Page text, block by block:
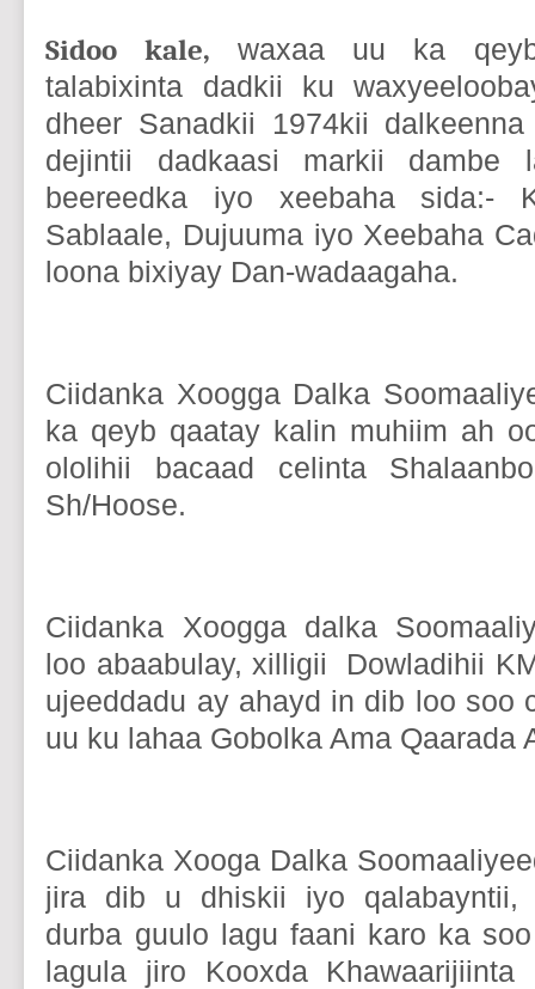
Sidoo kale, waxaa uu ka
talabixinta dadkii ku
dheer Sanadkii 1974kii
dejintii dadkaasi markii dambe
beereedka iyo xeebaha sida:-
Sablaale, Dujuuma iyo Xeebaha
loona bixiyay Dan-wadaagaha.
Ciidanka Xoogga Dalka
ka qeyb qaatay kalin muhiim ah
ololihii bacaad celinta
Sh/Hoose.
Ciidanka Xoogga dalka
loo abaabulay, xilligii Dowladihii
ujeeddadu ay ahayd in dib loo soo
uu ku lahaa Gobolka Ama Qaarada
Ciidanka Xooga Dalka
jira dib u dhiskii iyo qalabayntii,
durba guulo lagu faani karo ka
lagula jiro Kooxda Khawaarijiinta